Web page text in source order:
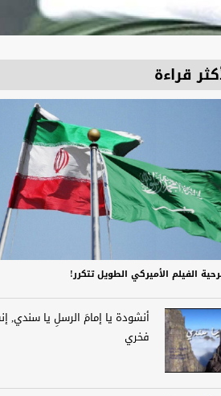
قراءة
الفيلم الأميركي الطويل تتكرر!
أنشودة يا إمامَ الرسلِ يا سندي,
فخري